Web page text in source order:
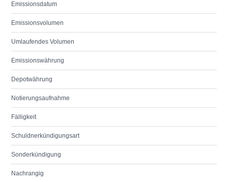
Emissionsdatum
Emissionsvolumen
Umlaufendes Volumen
Emissionswährung
Depotwährung
Notierungsaufnahme
Fälligkeit
Schuldnerkündigungsart
Sonderkündigung
Nachrangig